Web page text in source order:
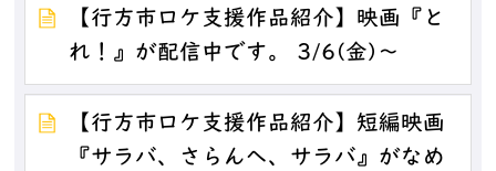
【行方市ロケ支援作品紹介】映画『と
れ！』が配信中です。 3/6(金)～
【行方市ロケ支援作品紹介】短編映画
『サラバ、さらんへ、サラバ』がなめ